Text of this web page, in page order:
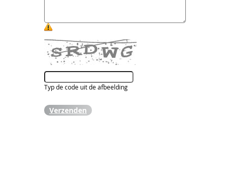
Typ de code uit de afbeelding
Verzenden